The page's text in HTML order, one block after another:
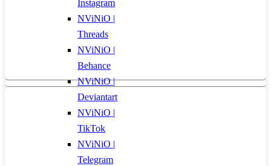
Instagram
NViNiO |
Threads
NViNiO |
Behance
NViNiO |
Deviantart
NViNiO |
TikTok
NViNiO |
Telegram